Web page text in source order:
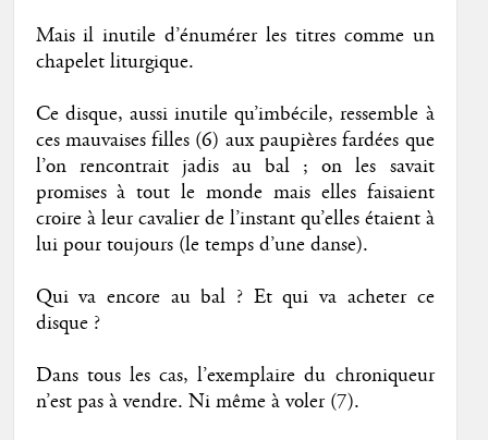
Mais il inutile d’énumérer les titres comme un
chapelet liturgique.
Ce disque, aussi inutile qu’imbécile, ressemble à
ces mauvaises filles (6) aux paupières fardées que
l’on rencontrait jadis au bal ; on les savait
promises à tout le monde mais elles faisaient
croire à leur cavalier de l’instant qu’elles étaient à
lui pour toujours (le temps d’une danse).
Qui va encore au bal ? Et qui va acheter ce
disque ?
Dans tous les cas, l’exemplaire du chroniqueur
n’est pas à vendre. Ni même à voler (7).